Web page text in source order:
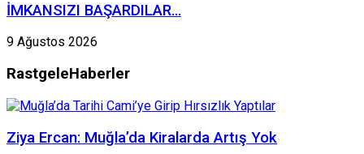
İMKANSIZI BAŞARDILAR…
9 Ağustos 2026
RastgeleHaberler
Ziya Ercan: Muğla’da Kiralarda Artış Yok